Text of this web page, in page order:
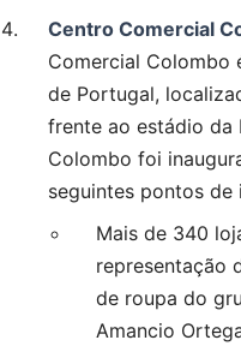
Centro Comercial
Comercial Colombo
de Portugal,
frente ao estádio da
Colombo foi
seguintes pontos de
Mais de 340
representação
de roupa do
Amancio